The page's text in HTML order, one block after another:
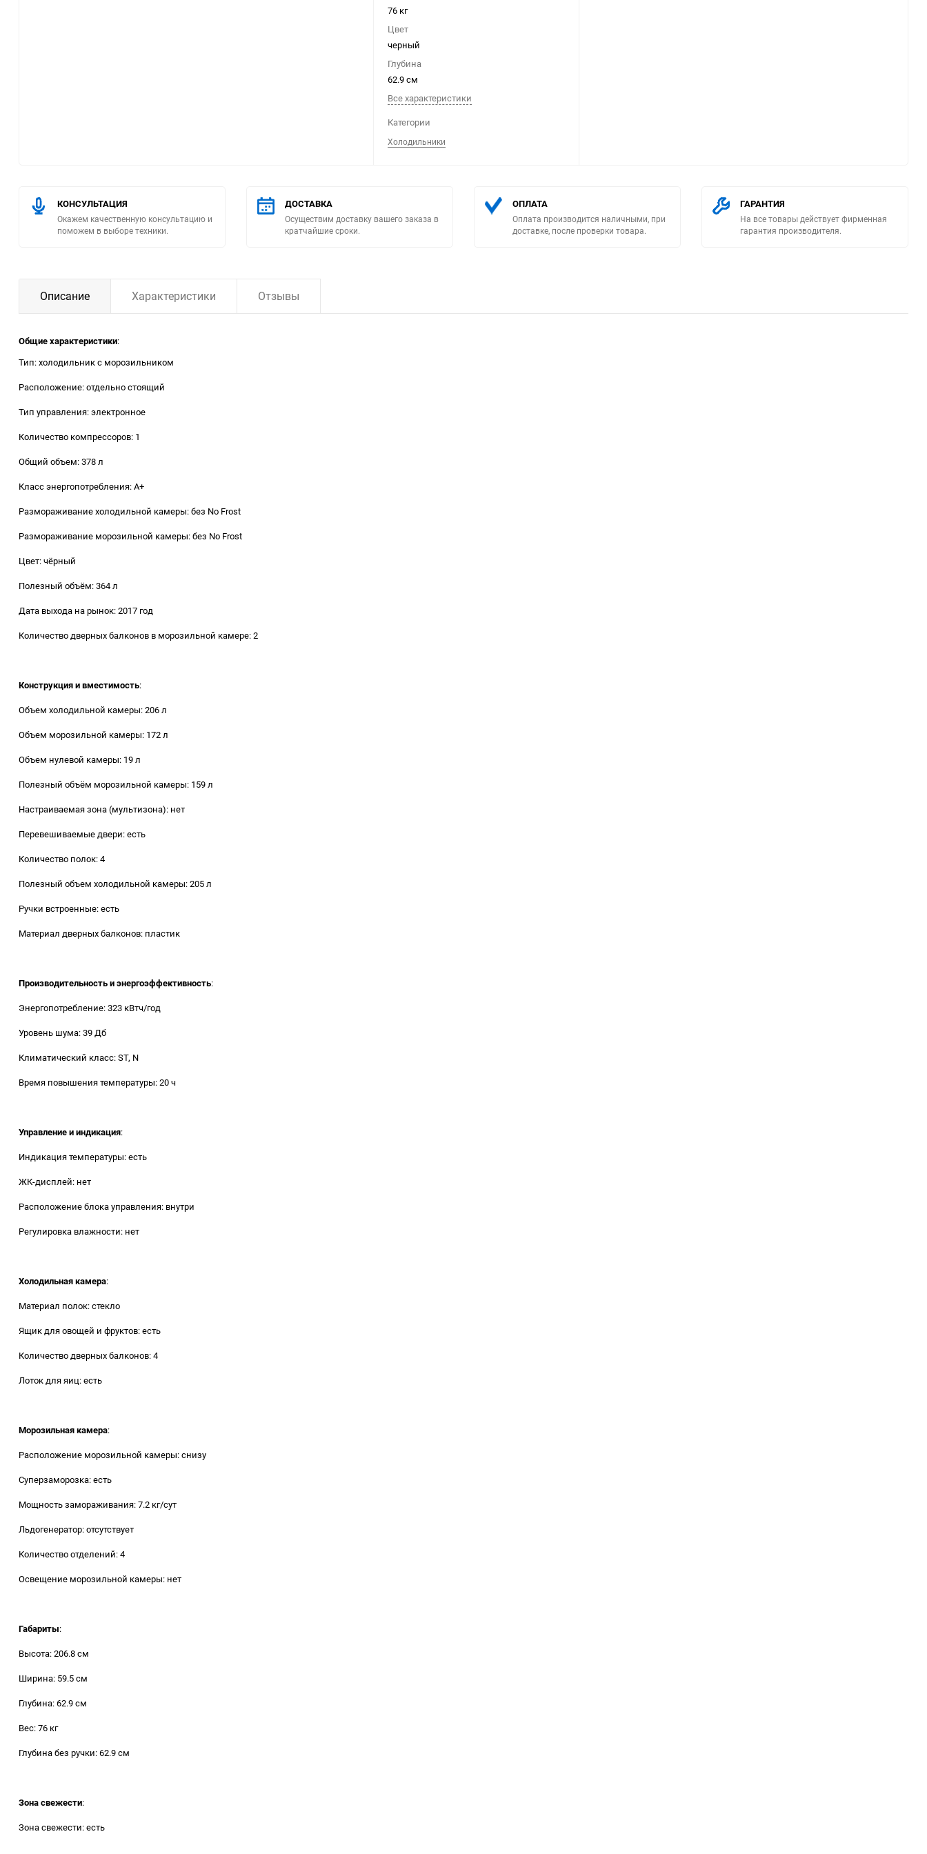
Климатическая техника
Измерительное
оборудование
Заточные станки (точила)
Дровоколы
оборудование
расширительные баки
Вибротехника
Бетономешалки
Аккумуляторный
76 кг
Цвет
черный
Глубина
62.9 см
Все характеристики
Категории
Холодильники
КОНСУЛЬТАЦИЯ
Окажем качественную консультацию и
поможем в выборе техники.
ДОСТАВКА
Осуществим доставку вашего заказа в
кратчайшие сроки.
ОПЛАТА
Оплата производится наличными, при
доставке, после проверки товара.
ГАРАНТИЯ
На все товары действует фирменная
гарантия производителя.
Описание Характеристики Отзывы
Общие характеристики:
Тип: холодильник с морозильником
Расположение: отдельно стоящий
Тип управления: электронное
Количество компрессоров: 1
Общий объем: 378 л
Класс энергопотребления: A+
Размораживание холодильной камеры: без No Frost
Размораживание морозильной камеры: без No Frost
Цвет: чёрный
Полезный объём: 364 л
Дата выхода на рынок: 2017 год
Количество дверных балконов в морозильной камере: 2
Конструкция и вместимость:
Объем холодильной камеры: 206 л
Объем морозильной камеры: 172 л
Объем нулевой камеры: 19 л
Полезный объём морозильной камеры: 159 л
Настраиваемая зона (мультизона): нет
Перевешиваемые двери: есть
Количество полок: 4
Полезный объем холодильной камеры: 205 л
Ручки встроенные: есть
Материал дверных балконов: пластик
Производительность и энергоэффективность:
Энергопотребление: 323 кВтч/год
Уровень шума: 39 Дб
Климатический класс: ST, N
Время повышения температуры: 20 ч
Управление и индикация:
Индикация температуры: есть
ЖК-дисплей: нет
Расположение блока управления: внутри
Регулировка влажности: нет
Холодильная камера:
Материал полок: стекло
Ящик для овощей и фруктов: есть
Количество дверных балконов: 4
Лоток для яиц: есть
Морозильная камера:
Расположение морозильной камеры: снизу
Суперзаморозка: есть
Мощность замораживания: 7.2 кг/сут
Льдогенератор: отсутствует
Количество отделений: 4
Освещение морозильной камеры: нет
Габариты:
Высота: 206.8 см
Ширина: 59.5 см
Глубина: 62.9 см
Вес: 76 кг
Глубина без ручки: 62.9 см
Зона свежести:
Зона свежести: есть